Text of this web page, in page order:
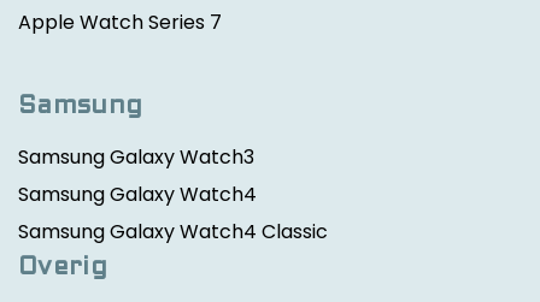
Apple Watch Series 7
Samsung
Samsung Galaxy Watch3
Samsung Galaxy Watch4
Samsung Galaxy Watch4 Classic
Overig